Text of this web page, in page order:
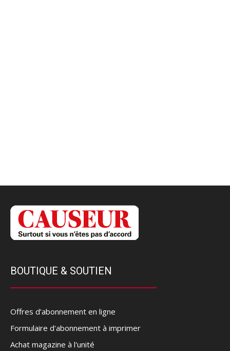
BOUTIQUE & SOUTIEN
Offres d’abonnement en ligne
Formulaire d'abonnement à imprimer
Achat magazine à l'unité